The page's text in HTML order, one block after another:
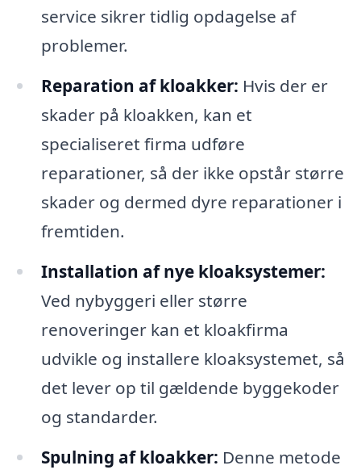
service sikrer tidlig opdagelse af
problemer.
Reparation af kloakker: Hvis der er
skader på kloakken, kan et
specialiseret firma udføre
reparationer, så der ikke opstår større
skader og dermed dyre reparationer i
fremtiden.
Installation af nye kloaksystemer:
Ved nybyggeri eller større
renoveringer kan et kloakfirma
udvikle og installere kloaksystemet, så
det lever op til gældende byggekoder
og standarder.
Spulning af kloakker: Denne metode